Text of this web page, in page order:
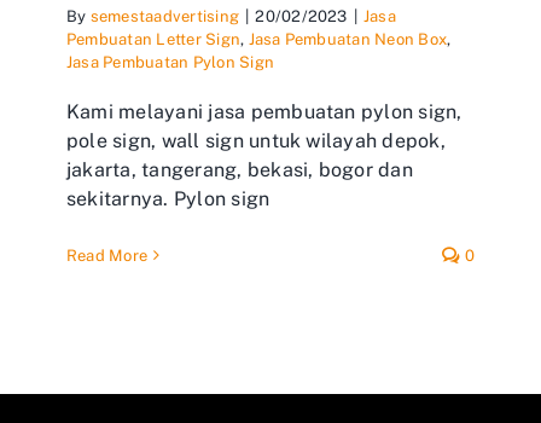
By semestaadvertising 20/02/2023
Jasa
Pembuatan Letter Sign, Jasa Pembuatan Neon Box,
Jasa Pembuatan Pylon Sign
Kami melayani jasa pembuatan pylon sign,
pole sign, wall sign untuk wilayah depok,
jakarta, tangerang, bekasi, bogor dan
sekitarnya. Pylon sign
Read More 0